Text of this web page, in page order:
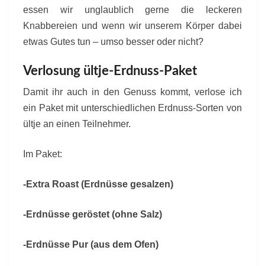
essen wir unglaublich gerne die leckeren
Knabbereien und wenn wir unserem Körper dabei
etwas Gutes tun – umso besser oder nicht?
Verlosung ültje-Erdnuss-Paket
Damit ihr auch in den Genuss kommt, verlose ich
ein Paket mit unterschiedlichen Erdnuss-Sorten von
ültje an einen Teilnehmer.
Im Paket:
-Extra Roast (Erdnüsse gesalzen)
-Erdnüsse geröstet (ohne Salz)
-Erdnüsse Pur (aus dem Ofen)